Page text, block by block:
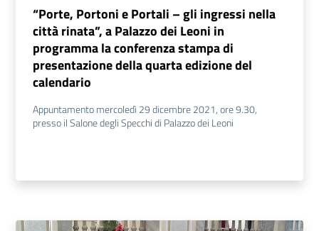
“Porte, Portoni e Portali – gli ingressi nella
città rinata”, a Palazzo dei Leoni in
programma la conferenza stampa di
presentazione della quarta edizione del
calendario
Appuntamento mercoledì 29 dicembre 2021, ore 9.30,
presso il Salone degli Specchi di Palazzo dei Leoni